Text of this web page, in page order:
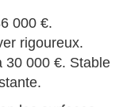
000 €.
rigoureux.
30 000 €. Stable